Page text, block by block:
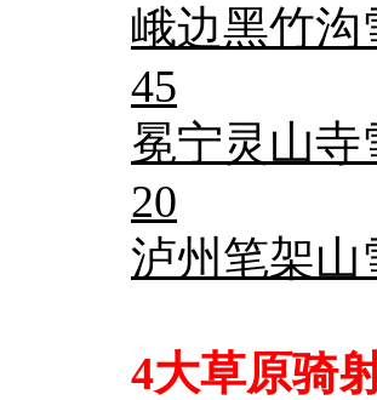
峨边黑竹
45
冕宁灵山
20
泸州笔架
4大草原骑